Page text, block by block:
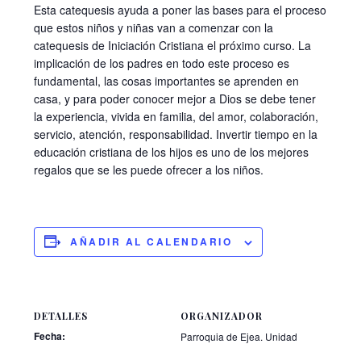
Esta catequesis ayuda a poner las bases para el proceso
que estos niños y niñas van a comenzar con la
catequesis de Iniciación Cristiana el próximo curso. La
implicación de los padres en todo este proceso es
fundamental, las cosas importantes se aprenden en
casa, y para poder conocer mejor a Dios se debe tener
la experiencia, vivida en familia, del amor, colaboración,
servicio, atención, responsabilidad. Invertir tiempo en la
educación cristiana de los hijos es uno de los mejores
regalos que se les puede ofrecer a los niños.
AÑADIR AL CALENDARIO
DETALLES
Fecha:
ORGANIZADOR
Parroquia de Ejea. Unidad